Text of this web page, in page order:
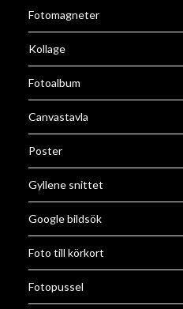
Fotomagneter
Kollage
Fotoalbum
Canvastavla
Poster
Gyllene snittet
Google bildsök
Foto till körkort
Fotopussel